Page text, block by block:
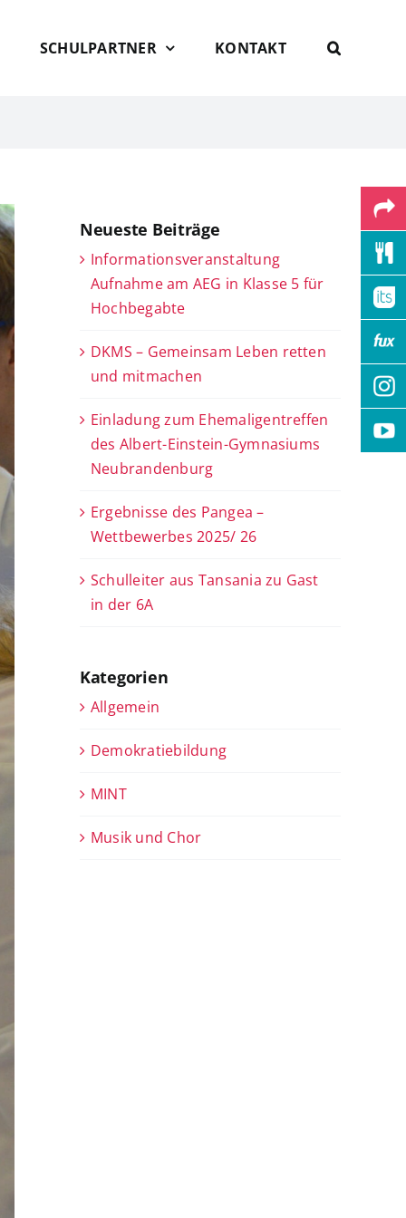
SCHULPARTNER KONTAKT
Neueste Beiträge
Informationsveranstaltung
Aufnahme am AEG in Klasse 5 für
Hochbegabte
DKMS – Gemeinsam Leben retten
und mitmachen
Einladung zum Ehemaligentreffen
des Albert-Einstein-Gymnasiums
Neubrandenburg
Ergebnisse des Pangea –
Wettbewerbes 2025/ 26
Schulleiter aus Tansania zu Gast
in der 6A
Kategorien
Allgemein
Demokratiebildung
MINT
Musik und Chor